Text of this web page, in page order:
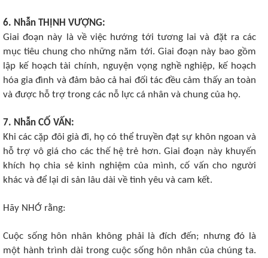
6. Nhẫn THỊNH VƯỢNG:
Giai đoạn này là về việc hướng tới tương lai và đặt ra các
mục tiêu chung cho những năm tới. Giai đoạn này bao gồm
lập kế hoạch tài chính, nguyện vọng nghề nghiệp, kế hoạch
hóa gia đình và đảm bảo cả hai đối tác đều cảm thấy an toàn
và được hỗ trợ trong các nỗ lực cá nhân và chung của họ.
7. Nhẫn CỐ VẤN:
Khi các cặp đôi già đi, họ có thể truyền đạt sự khôn ngoan và
hỗ trợ vô giá cho các thế hệ trẻ hơn. Giai đoạn này khuyến
khích họ chia sẻ kinh nghiệm của mình, cố vấn cho người
khác và để lại di sản lâu dài về tình yêu và cam kết.
Hãy NHỚ rằng:
Cuộc sống hôn nhân không phải là đích đến; nhưng đó là
một hành trình dài trong cuộc sống hôn nhân của chúng ta.